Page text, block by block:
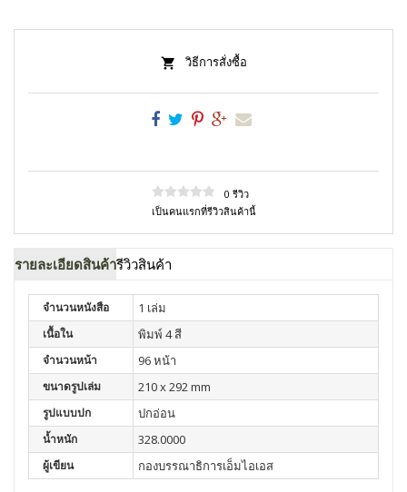
วิธีการสั่งซื้อ
0 รีวิว
เป็นคนแรกที่รีวิวสินค้านี้
รายละเอียดสินค้ารีวิวสินค้า
จำนวนหนังสือ 1 เล่ม
เนื้อใน พิมพ์ 4 สี
จำนวนหน้า 96 หน้า
ขนาดรูปเล่ม 210 x 292 mm
รูปแบบปก ปกอ่อน
น้ำหนัก 328.0000
ผู้เขียน กองบรรณาธิการเอ็มไอเอส